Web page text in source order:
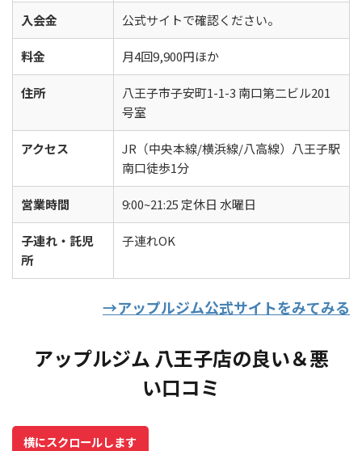
入会金 公式サイトで確認ください。
料金 月4回9,900円ほか
住所
八王子市子安町1-1-3 南口第二ビル201
号室
アクセス
JR（中央本線/横浜線/八高線）八王子駅
南口徒歩1分
営業時間 9:00~21:25 定休日 水曜日
子連れ・託児
所
子連れOK
→アップルジム公式サイトをみてみる
アップルジム 八王子店の良い＆悪
い口コミ
横にスクロールします